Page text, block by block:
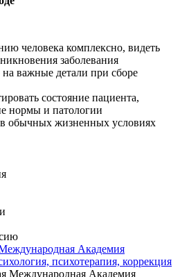
человека комплексно, видеть
заболевания
важные детали при сборе
состояние пациента,
нормы и патологии
в обычных жизненных условиях
Академия
психотерапия, коррекция